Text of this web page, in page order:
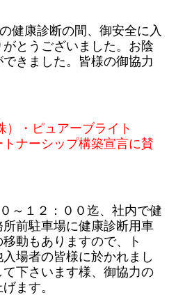
健康診断の間、御安全に入
とうございました。お陰
きました。皆様の御協力
）・ピュアーブライト
トナーシップ構築宣言に賛
～１２：００迄、社内で健
前駐車場に健康診断用車
動もありますので、ト
場者の皆様に於かれまし
下さいます様、御協力の
ます。